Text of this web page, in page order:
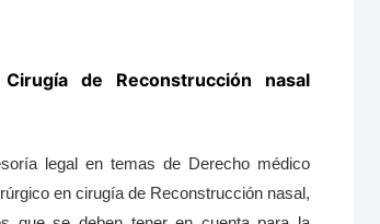
de Reconstrucción nasal
legal en temas de Derecho médico
en cirugía de Reconstrucción nasal,